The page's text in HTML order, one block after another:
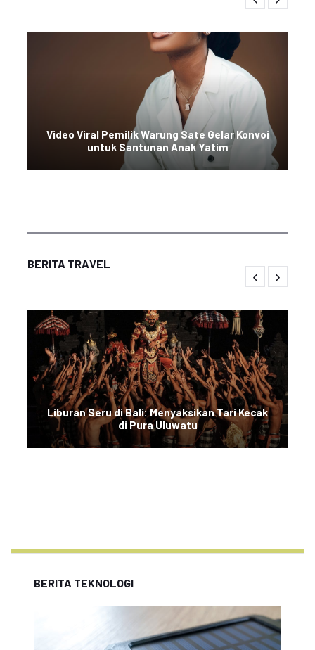
Video Viral Pemilik Warung Sate Gelar Konvoi
untuk Santunan Anak Yatim
BERITA TRAVEL
Liburan Seru di Bali: Menyaksikan Tari Kecak
di Pura Uluwatu
BERITA TEKNOLOGI